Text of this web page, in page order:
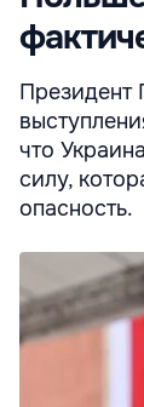
что
силу,
опасность.